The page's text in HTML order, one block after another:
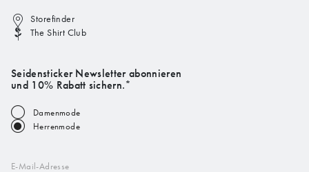
Storefinder
The Shirt Club
Seidensticker Newsletter abonnieren
und 10% Rabatt sichern.*
Damenmode
Herrenmode
E-Mail-Adresse